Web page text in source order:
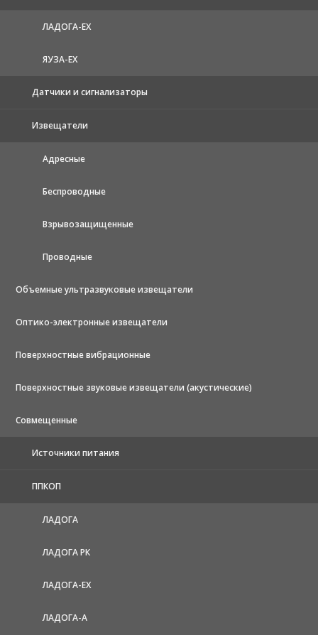
ЛАДОГА-EX
ЯУЗА-ЕХ
Датчики и сигнализаторы
Извещатели
Адресные
Беспроводные
Взрывозащищенные
Проводные
Объемные ультразвуковые извещатели
Оптико-электронные извещатели
Поверхностные вибрационные
Поверхностные звуковые извещатели (акустические)
Совмещенные
Источники питания
ППКОП
ЛАДОГА
ЛАДОГА РК
ЛАДОГА-EX
ЛАДОГА-А